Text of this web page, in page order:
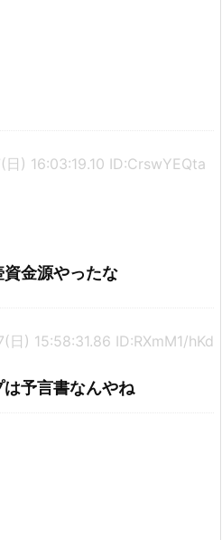
) 16:03:19.10 ID:CrswYEQta
金源やったな
日) 15:58:31.86 ID:RXmM1/hKd
予言書なんやね